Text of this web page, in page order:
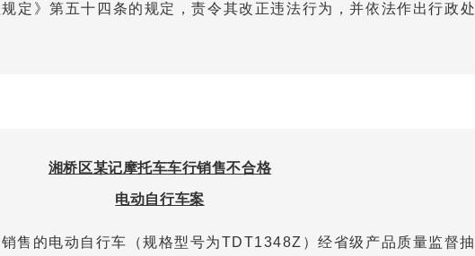
规定》第五十四条的规定，责令其改正违法行为，并依法作出行政处
湘桥区某记摩托车车行销售不合格
电动自行车案
售的电动自行车（规格型号为TDT1348Z）经省级产品质量监督抽